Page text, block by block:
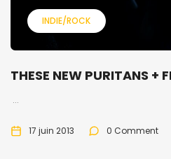
INDIE/ROCK
THESE NEW PURITANS +
...
17 juin 2013 0 Comment